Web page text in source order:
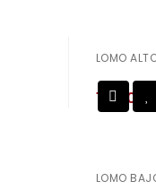
LOMO
18,50 €
LOMO